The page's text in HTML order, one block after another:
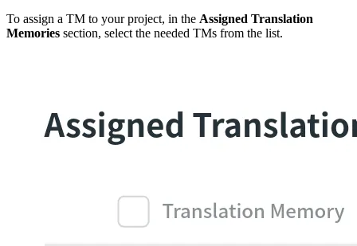
To assign a TM to your project, in the Assigned Translation
Memories section, select the needed TMs from the list.